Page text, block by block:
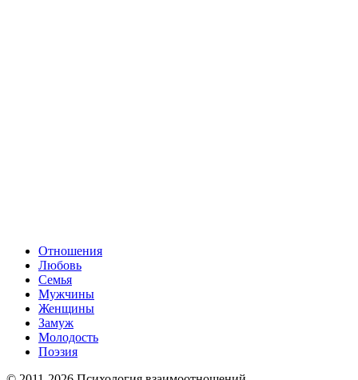
Отношения
Любовь
Семья
Мужчины
Женщины
Замуж
Молодость
Поэзия